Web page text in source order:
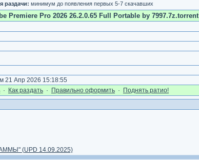
раздачи: минимум до появления первых 5-7 скачавших
Premiere Pro 2026 26.2.0.65 Full Portable by 7997.7z.torrent
21 Апр 2026 15:18:55
· Как раздать · Правильно оформить · Поднять ратио!
(UPD 14.09.2025)